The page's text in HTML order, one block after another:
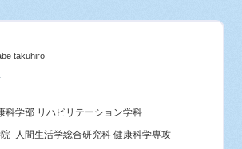
takuhiro
科学部 リハビリテーション学科
人間生活学総合研究科 健康科学専攻